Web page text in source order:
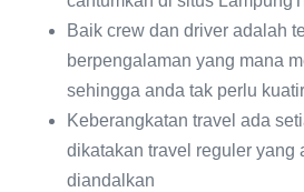
Baik crew dan driver adalah
berpengalaman yang mana
sehingga anda tak perlu
Keberangkatan travel ada
dikatakan travel reguler yang
diandalkan